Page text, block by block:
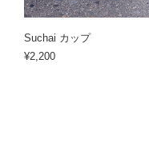
Suchai カップ
¥2,200